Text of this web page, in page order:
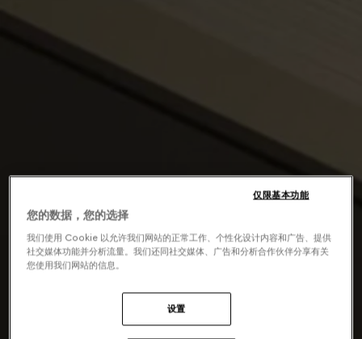
您的数据，您的选择
我们使用 Cookie 以允许我们网站的正常工作、个性化设计内容和广告、提供
社交媒体功能并分析流量。我们还同社交媒体、广告和分析合作伙伴分享有关
您使用我们网站的信息。
设置
仅限基本功能